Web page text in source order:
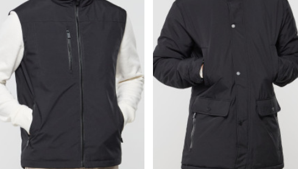
S
SANS ETIQUETTE